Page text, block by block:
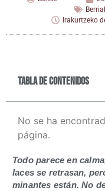
Irakurtzeko
Tabla de contenidos
No se ha
página.
Todo pare­ce en
la­ces se retra­san,
mi­nan­tes están. No